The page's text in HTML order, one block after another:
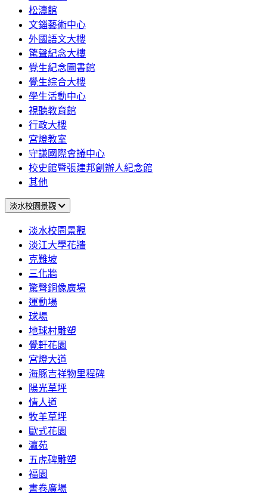
松濤館
文錙藝術中心
外國語文大樓
驚聲紀念大樓
覺生紀念圖書館
覺生綜合大樓
學生活動中心
視聽教育館
行政大樓
宮燈教室
守謙國際會議中心
校史館暨張建邦創辦人紀念館
其他
淡水校園景觀
淡水校園景觀
淡江大學花牆
克難坡
三化牆
驚聲銅像廣場
運動場
球場
地球村雕塑
覺軒花園
宮燈大道
海豚吉祥物里程碑
陽光草坪
情人道
牧羊草坪
歐式花園
瀛苑
五虎碑雕塑
福園
書卷廣場